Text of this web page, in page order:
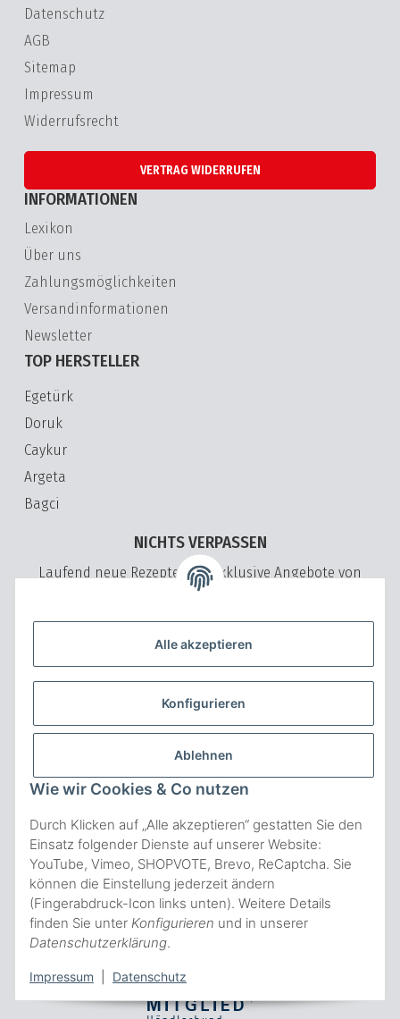
Alle akzeptieren
Konfigurieren
Ablehnen
Wie wir Cookies & Co nutzen
Durch Klicken auf „Alle akzeptieren“ gestatten Sie den
Einsatz folgender Dienste auf unserer Website:
YouTube, Vimeo, SHOPVOTE, Brevo, ReCaptcha. Sie
können die Einstellung jederzeit ändern
(Fingerabdruck-Icon links unten). Weitere Details
finden Sie unter Konfigurieren und in unserer
Datenschutzerklärung.
Impressum Datenschutz
Datenschutz
AGB
Sitemap
Impressum
Widerrufsrecht
VERTRAG WIDERRUFEN
INFORMATIONEN
Lexikon
Über uns
Zahlungsmöglichkeiten
Versandinformationen
Newsletter
TOP HERSTELLER
Egetürk
Doruk
Caykur
Argeta
Bagci
NICHTS VERPASSEN
Laufend neue Rezepte und exklusive Angebote von
VeryVita
regelmäßig und jederzeit widerruflich Informationen zu Ihrem
Produktsortiment per E-Mail zu.
NICHTS VERPASSEN Abonnieren
ZAHLUNGSARTEN
* Alle Preise inkl. gesetzl. Mehrwertsteuer, zzgl.
Versandkosten
, wenn nicht anderes beschrieben.
© Copyright VeryVita 2020